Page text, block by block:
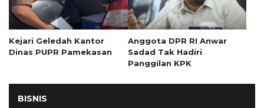
Kejari Geledah Kantor
Dinas PUPR Pamekasan
Anggota DPR RI Anwar
Sadad Tak Hadiri
Panggilan KPK
BISNIS